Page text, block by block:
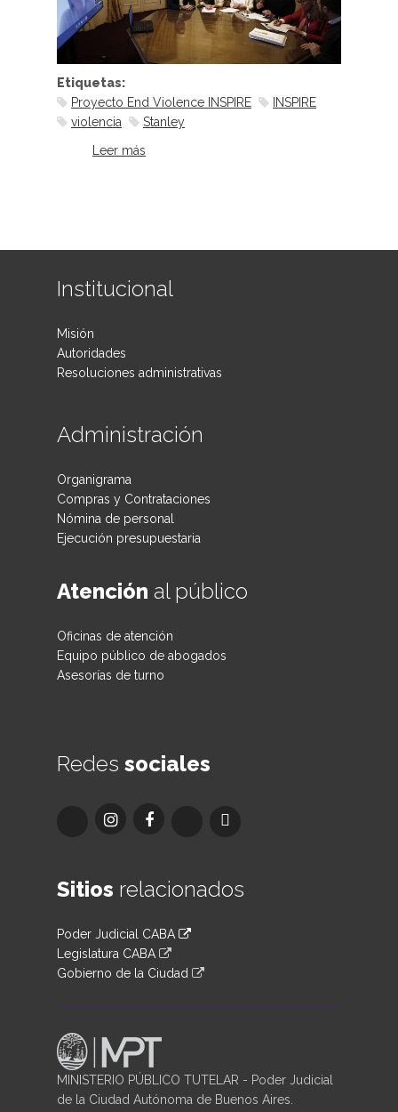
Etiquetas:
Proyecto End Violence INSPIRE
INSPIRE
violencia
Stanley
Leer más
Institucional
Misión
Autoridades
Resoluciones administrativas
Administración
Organigrama
Compras y Contrataciones
Nómina de personal
Ejecución presupuestaria
Atención al público
Oficinas de atención
Equipo público de abogados
Asesorías de turno
Redes sociales
Sitios relacionados
Poder Judicial CABA
Legislatura CABA
Gobierno de la Ciudad
MINISTERIO PÚBLICO TUTELAR - Poder Judicial
de la Ciudad Autónoma de Buenos Aires.